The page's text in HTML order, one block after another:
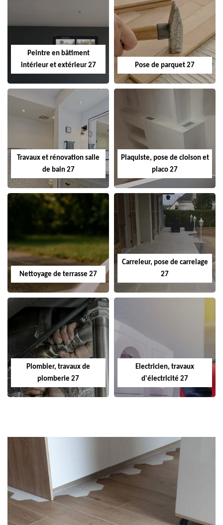
Peintre en bâtiment
intérieur et extérieur 27
Pose de parquet 27
Travaux et rénovation salle
de bain 27
Plaquiste, pose de cloison et
placo 27
Nettoyage de terrasse 27
Carreleur, pose de carrelage
27
Plombier, travaux de
plomberie 27
Electricien, travaux
d'électricité 27